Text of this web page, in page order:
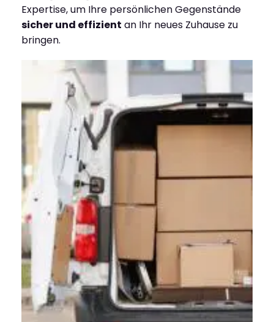
Expertise, um Ihre persönlichen Gegenstände
sicher und effizient an Ihr neues Zuhause zu
bringen.